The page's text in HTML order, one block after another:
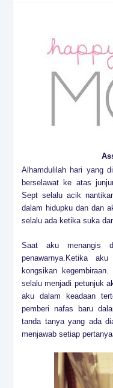
Alhamdulilah hari yang
berselawat ke atas
Sept selalu acik
dalam hidupku dan dan
selalu ada ketika suka
Saat aku menangis
penawarnya.Ketika
kongsikan
selalu menjadi petunjuk
aku dalam keadaan
pemberi nafas baru
tanda tanya yang ada
menjawab setiap